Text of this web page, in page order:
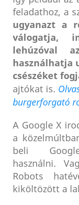
feladathoz, a
ugyanazt a
válogatja,
lehúzóval
használhatja
csészéket
ajtókat is.
burgerforgató
A Google X
a
beli
használni.
Robots
kiköltözött a